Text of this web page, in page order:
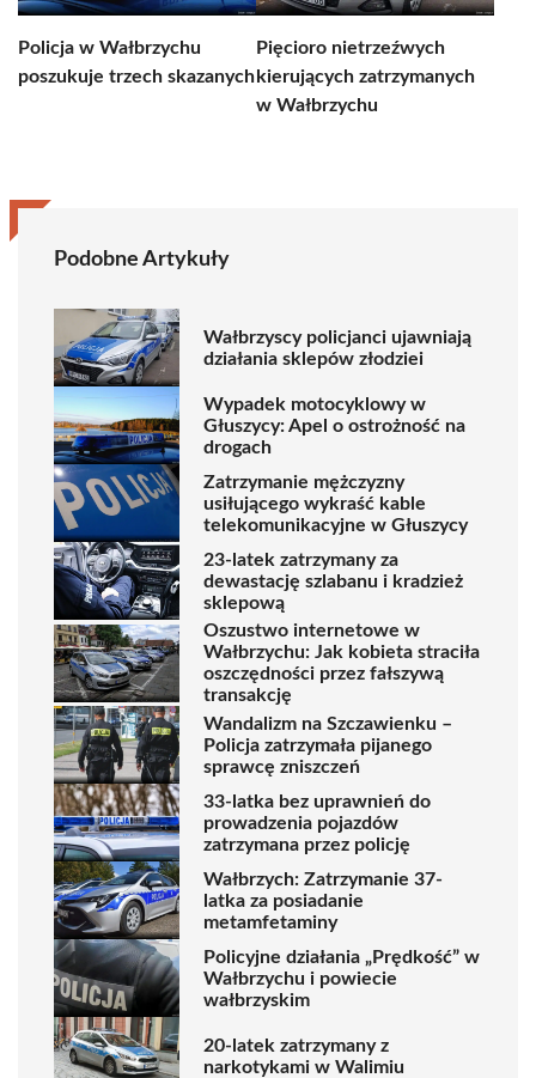
Policja w Wałbrzychu
poszukuje trzech skazanych
Pięcioro nietrzeźwych
kierujących zatrzymanych
w Wałbrzychu
Podobne Artykuły
Wałbrzyscy policjanci ujawniają
działania sklepów złodziei
Wypadek motocyklowy w
Głuszycy: Apel o ostrożność na
drogach
Zatrzymanie mężczyzny
usiłującego wykraść kable
telekomunikacyjne w Głuszycy
23-latek zatrzymany za
dewastację szlabanu i kradzież
sklepową
Oszustwo internetowe w
Wałbrzychu: Jak kobieta straciła
oszczędności przez fałszywą
transakcję
Wandalizm na Szczawienku –
Policja zatrzymała pijanego
sprawcę zniszczeń
33-latka bez uprawnień do
prowadzenia pojazdów
zatrzymana przez policję
Wałbrzych: Zatrzymanie 37-
latka za posiadanie
metamfetaminy
Policyjne działania „Prędkość” w
Wałbrzychu i powiecie
wałbrzyskim
20-latek zatrzymany z
narkotykami w Walimiu